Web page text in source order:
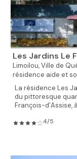
Les Jardins Le
Limoilou,Ville de
résidence aide et
La résidence Les
du pittoresque
François-d’Assise,
4/5